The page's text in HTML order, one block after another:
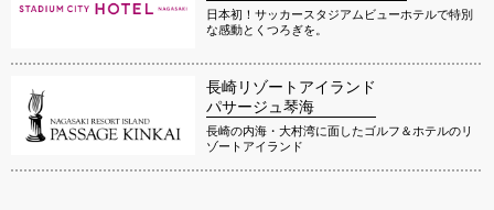
日本初！サッカースタジアムビューホテルで特別
な感動とくつろぎを。
長崎リゾートアイランド
パサージュ琴海
長崎の内海・大村湾に面したゴルフ＆ホテルのリ
ゾートアイランド